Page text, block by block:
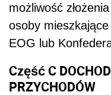
możliwość
osoby
EOG lub
Część C
PRZYCHODÓW